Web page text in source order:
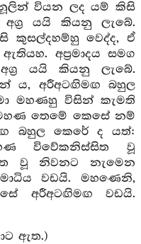
නූලින් වියන ලද යම් කිසි
යයි කියනු ලැබේ.
වෙද්ද, ඒ
අප්‍රමාදය සමග
යයි කියනු ලැබේ.
ය, අරීඅටඟිමඟ බහුල
මහණහු විසින් කැමති
තෙමේ කෙසේ නම්
බහුල කෙරේ ද යත්:
විවේකනිස්සිත වූ
වූ නිවනට නැමෙන
වඩයි. මහණෙනි,
අරීඅටඟිමඟ වඩයි.
ඇත.)